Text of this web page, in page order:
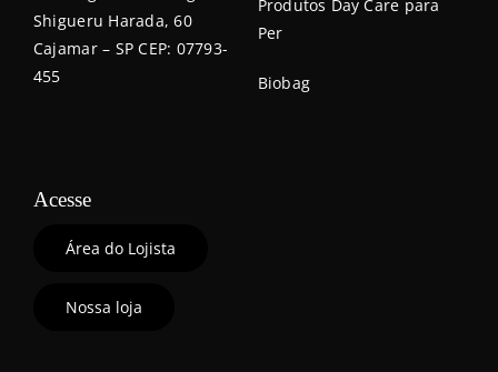
Shigueru Harada, 60
Cajamar – SP CEP: 07793-
455
Produtos Day Care para
Per
Biobag
Acesse
Área do Lojista
Nossa loja